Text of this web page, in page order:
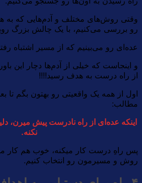
وقتی روش‌های مختلف و آدم‌هایی که
رو بررسی می‌کنیم، با یک چالش بزرگ
عده‌ای رو می‌بینیم که از مسیر اشتباه
و اینجاست که خیلی از آدم‌ها دچار این
از راه درست به هدف رسید!!!!
اول از همه یک واقعیتی رو بهتون بگم تا
مطالب:
اینکه عده‌ای از راه نادرست پیش میرن،
نکنه.
پس راهِ درست کار میکنه، خوب هم کار
روش و مسیرمون رو انتخاب کنیم.